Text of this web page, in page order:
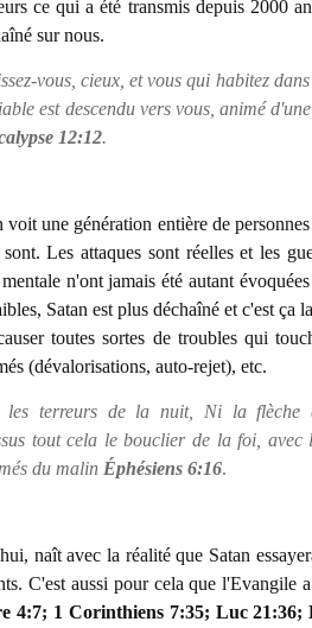
ce qui a été transmis depuis 2000
sur nous.
vous, cieux, et vous qui habitez
est descendu vers vous, animé
12:12.
une génération entière de
Les attaques sont réelles et les
n'ont jamais été autant
Satan est plus déchaîné et c'est
toutes sortes de troubles qui
(dévalorisations, auto-rejet), etc.
les terreurs de la nuit, Ni la
tout cela le bouclier de la foi, avec
du malin Éphésiens 6:16.
naît avec la réalité que Satan
C'est aussi pour cela que l'Evangile
4:7; 1 Corinthiens 7:35; Luc 21:36;